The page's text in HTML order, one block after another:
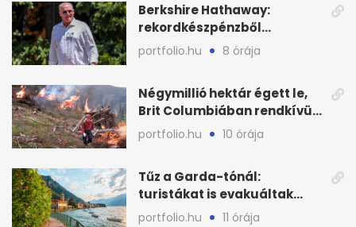
Berkshire Hathaway:
rekordkészpénzből
techrészvényekre költöttek
milliárdokat
portfolio.hu 8 órája
Négymillió hektár égett le,
Brit Columbiában rendkívüli
állapot
portfolio.hu 10 órája
Tűz a Garda-tónál:
turistákat is evakuáltak
Tignale térségéből
portfolio.hu 11 órája